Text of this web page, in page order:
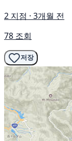
2 지점 · 3개월 전
78 조회
저장